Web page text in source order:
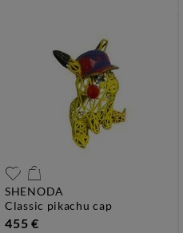
SHENODA
classic pikachu cap
455 €